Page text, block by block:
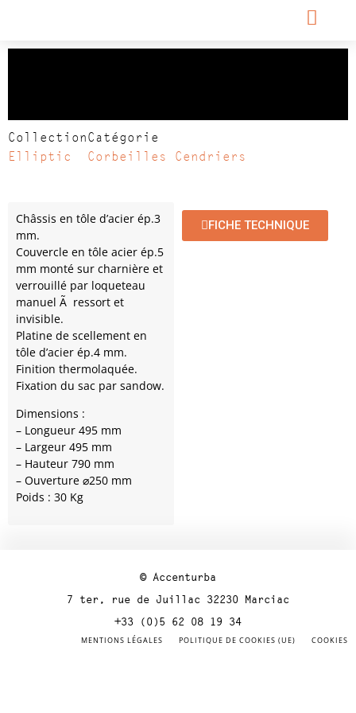
Collection
Elliptic
Catégorie
Corbeilles Cendriers
Châssis en tôle d’acier ép.3
mm.
Couvercle en tôle acier ép.5
mm monté sur charnière et
verrouillé par loqueteau
manuel Ã ressort et
invisible.
Platine de scellement en
tôle d’acier ép.4 mm.
Finition thermolaquée.
Fixation du sac par sandow.
Dimensions :
– Longueur 495 mm
– Largeur 495 mm
– Hauteur 790 mm
– Ouverture ⌀250 mm
Poids : 30 Kg
FICHE TECHNIQUE
© Accenturba
7 ter, rue de Juillac 32230 Marciac
+33 (0)5 62 08 19 34
MENTIONS LÉGALES POLITIQUE DE COOKIES (UE) COOKIES